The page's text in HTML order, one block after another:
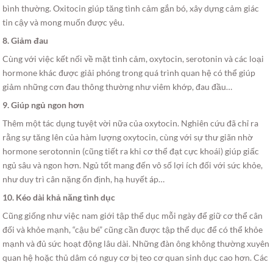
bình thường. Oxitocin giúp tăng tình cảm gắn bó, xây dựng cảm giác
tin cậy và mong muốn được yêu.
8. Giảm đau
Cùng với việc kết nối về mặt tình cảm, oxytocin, serotonin và các loại
hormone khác được giải phóng trong quá trình quan hệ có thể giúp
giảm những cơn đau thông thường như viêm khớp, đau đầu…
9. Giúp ngủ ngon hơn
Thêm một tác dụng tuyệt vời nữa của oxytocin. Nghiên cứu đã chỉ ra
rằng sự tăng lên của hàm lượng oxytocin, cùng với sự thư giãn nhờ
hormone serotonnin (cũng tiết ra khi cơ thể đạt cực khoái) giúp giấc
ngủ sâu và ngon hơn. Ngủ tốt mang đến vô số lợi ích đối với sức khỏe,
như duy trì cân nặng ổn định, hạ huyết áp…
10. Kéo dài khả năng tình dục
Cũng giống như việc nam giới tập thể dục mỗi ngày để giữ cơ thể cân
đối và khỏe mạnh, “cậu bé” cũng cần được tập thể dục để có thể khỏe
mạnh và đủ sức hoạt động lâu dài. Những đàn ông không thường xuyên
quan hệ hoặc thủ dâm có nguy cơ bị teo cơ quan sinh dục cao hơn. Các